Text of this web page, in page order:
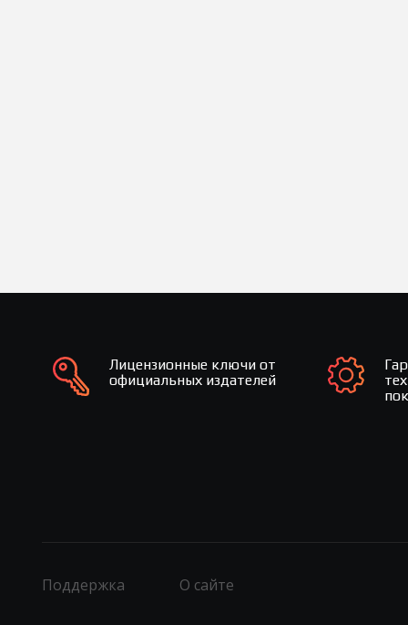
Лицензионные ключи от
официальных издателей
Поддержка О сайте